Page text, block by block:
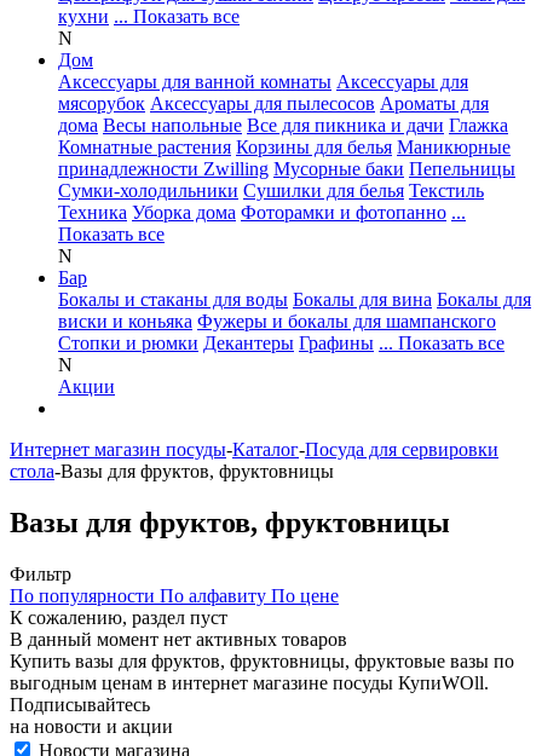
кухни ... Показать все
N
Дом
Аксессуары для ванной комнаты Аксессуары для
мясорубок Аксессуары для пылесосов Ароматы для
дома Весы напольные Все для пикника и дачи Глажка
Комнатные растения Корзины для белья Маникюрные
принадлежности Zwilling Мусорные баки Пепельницы
Сумки-холодильники Сушилки для белья Текстиль
Техника Уборка дома Фоторамки и фотопанно ...
Показать все
N
Бар
Бокалы и стаканы для воды Бокалы для вина Бокалы для
виски и коньяка Фужеры и бокалы для шампанского
Стопки и рюмки Декантеры Графины ... Показать все
N
Акции
Интернет магазин посуды-Каталог-Посуда для сервировки
стола-Вазы для фруктов, фруктовницы
Вазы для фруктов, фруктовницы
Фильтр
По популярности По алфавиту По цене
К сожалению, раздел пуст
В данный момент нет активных товаров
Купить вазы для фруктов, фруктовницы, фруктовые вазы по
выгодным ценам в интернет магазине посуды КупиWOll.
Подписывайтесь
на новости и акции
Новости магазина